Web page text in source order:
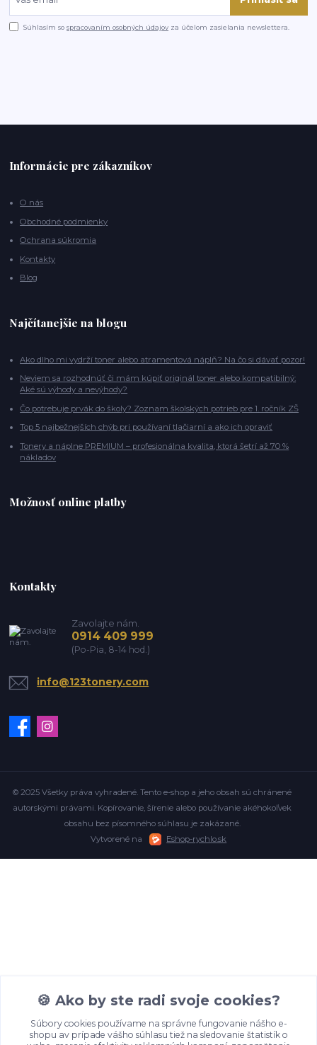
Súhlasím sospracovaním osobných údajov za účelom zasielania newslettera.
Informácie pre zákazníkov
O nás
Obchodné podmienky
Ochrana súkromia
Kontakty
Blog
Najčítanejšie na blogu
Ako dlho mi vydrží toner alebo atramentová náplň? Na čo si dávať pozor!
Neviem sa rozhodnúť či mám kúpiť originál toner alebo kompatibilný:
Aké sú výhody a nevýhody?
Čo potrebuje prvák do školy? Zoznam školských potrieb pre 1. ročník ZŠ
Top 5 najbežnejších chýb pri používaní tlačiarní a ako ich opraviť
Tonery a náplne PREMIUM – profesionálna kvalita, ktorá šetrí až 70 %
nákladov
Možnosť online platby
Kontakty
Zavolajte nám.
0914 409 999
(Po-Pia, 8-14 hod.)
info@123tonery.com
© 2025 Všetky práva vyhradené. Tento e-shop a jeho obsah sú chránené
autorskými právami. Kopírovanie, šírenie alebo používanie akéhokoľvek
obsahu bez písomného súhlasu je zakázané.
Vytvorené na
Eshop-rychlo.sk
🍪 Ako by ste radi svoje cookies?
Súbory cookies používame na správne fungovanie nášho e-
shopu av prípade vášho súhlasu tiež na sledovanie štatistík o